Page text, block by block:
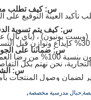
س: كيف تطلب
العينة التوقيع على
س: كيف يتم تسوية
يونيون) ، (باي بال)
س: ضماننا على
من رضا العملاء.
نحن نهتم بكل
س:
لضمان وصول المنتجات
مدرسية مخصصة,